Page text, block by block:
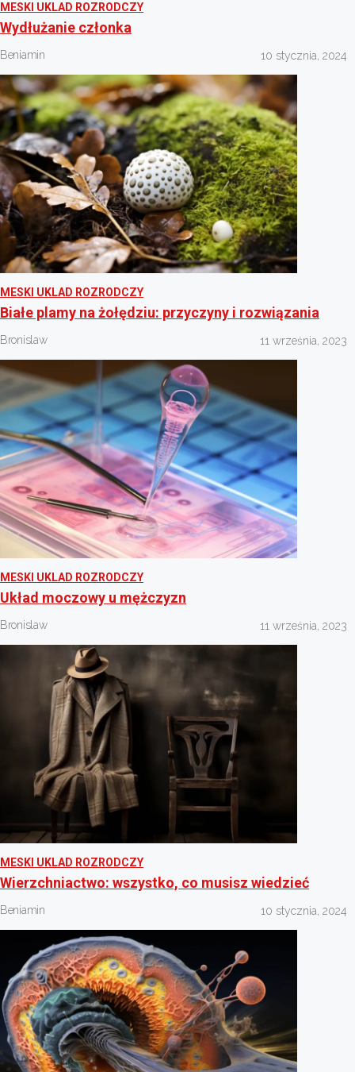
MESKI UKLAD ROZRODCZY
Wydłużanie członka
Beniamin 10 stycznia, 2024
MESKI UKLAD ROZRODCZY
Białe plamy na żołędziu: przyczyny i rozwiązania
Bronislaw 11 września, 2023
MESKI UKLAD ROZRODCZY
Układ moczowy u mężczyzn
Bronislaw 11 września, 2023
MESKI UKLAD ROZRODCZY
Wierzchniactwo: wszystko, co musisz wiedzieć
Beniamin 10 stycznia, 2024